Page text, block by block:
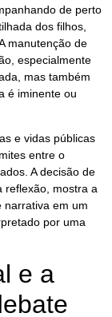
de perto
dos filhos,
manutenção de
especialmente
mas também
é iminente ou
e vidas públicas
entre o
A decisão de
reflexão, mostra a
narrativa em um
por uma
e a